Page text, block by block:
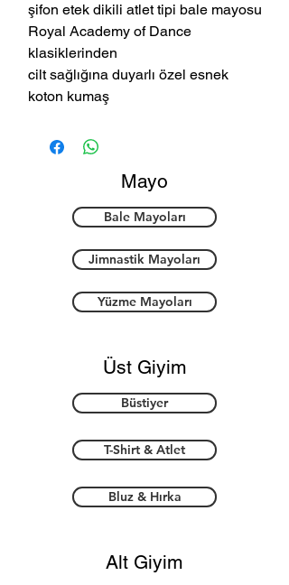
şifon etek dikili atlet tipi bale mayosu
Royal Academy of Dance
klasiklerinden
cilt sağlığına duyarlı özel esnek
koton kumaş
Mayo
Bale Mayoları
Jimnastik Mayoları
Yüzme Mayoları
Üst Giyim
Büstiyer
T-Shirt & Atlet
Bluz & Hırka
Alt Giyim